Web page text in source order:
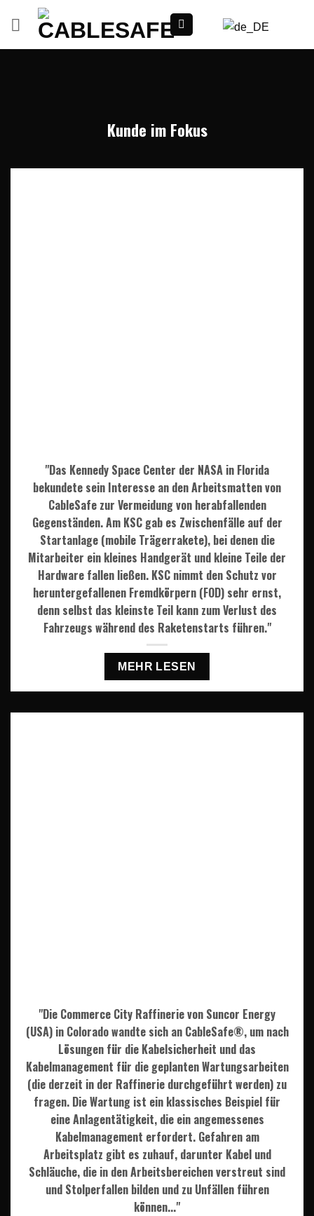
Kunde im Fokus
"Das Kennedy Space Center der NASA in Florida
bekundete sein Interesse an den Arbeitsmatten von
CableSafe zur Vermeidung von herabfallenden
Gegenständen. Am KSC gab es Zwischenfälle auf der
Startanlage (mobile Trägerrakete), bei denen die
Mitarbeiter ein kleines Handgerät und kleine Teile der
Hardware fallen ließen. KSC nimmt den Schutz vor
heruntergefallenen Fremdkörpern (FOD) sehr ernst,
denn selbst das kleinste Teil kann zum Verlust des
Fahrzeugs während des Raketenstarts führen."
MEHR LESEN
"Die Commerce City Raffinerie von Suncor Energy
(USA) in Colorado wandte sich an CableSafe®, um nach
Lösungen für die Kabelsicherheit und das
Kabelmanagement für die geplanten Wartungsarbeiten
(die derzeit in der Raffinerie durchgeführt werden) zu
fragen. Die Wartung ist ein klassisches Beispiel für
eine Anlagentätigkeit, die ein angemessenes
Kabelmanagement erfordert. Gefahren am
Arbeitsplatz gibt es zuhauf, darunter Kabel und
Schläuche, die in den Arbeitsbereichen verstreut sind
und Stolperfallen bilden und zu Unfällen führen
können..."